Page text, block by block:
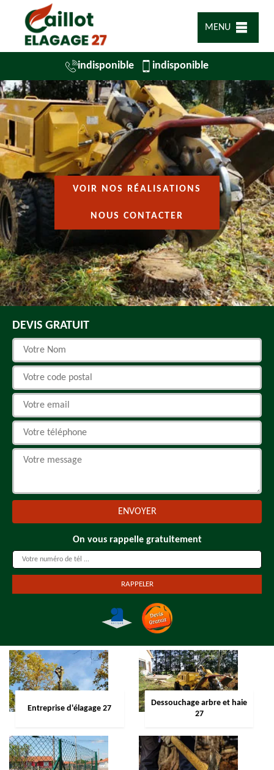
MENU
indisponible indisponible
VOIR NOS RÉALISATIONS
NOUS CONTACTER
DEVIS GRATUIT
On vous rappelle gratuitement
Entreprise d'élagage 27
Dessouchage arbre et haie
27